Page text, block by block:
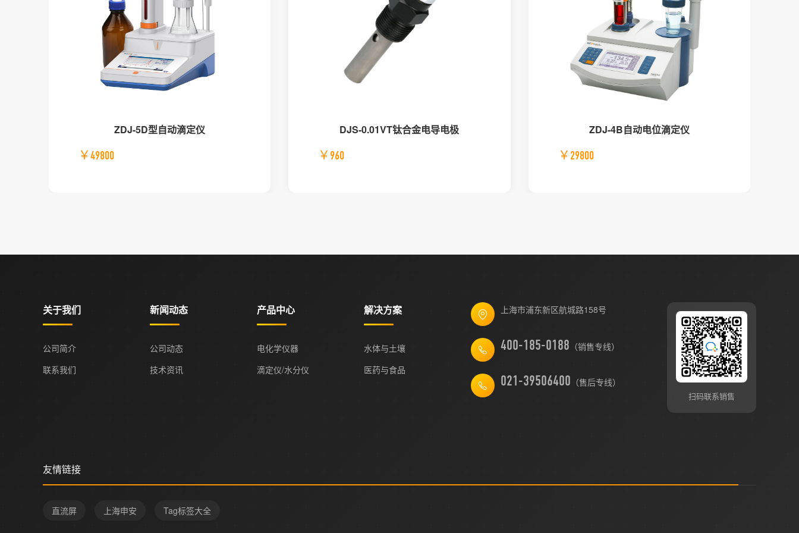
ZDJ-5D型自动滴定仪
￥49800
DJS-0.01VT钛合金电导电极
￥960
ZDJ-4B自动电位滴定仪
￥29800
关于我们
公司简介
联系我们
新闻动态
公司动态
技术资讯
产品中心
电化学仪器
滴定仪/水分仪
解决方案
水体与土壤
医药与食品
上海市浦东新区航城路158号
（销售专线）
021-39506400 （售后专线）
扫码联系销售
友情链接
直流屏 上海申安 Tag标签大全